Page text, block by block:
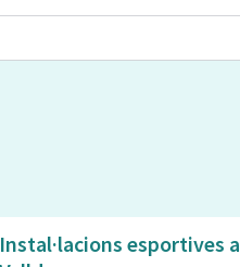
Instal·lacions esportives a